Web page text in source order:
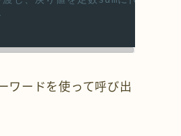
ワードを使って呼び出